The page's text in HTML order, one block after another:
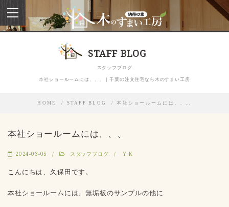
toggle
navigation
STAFF BLOG
スタッフブログ
本社ショールームには、、、｜千葉の注文住宅なら木のすまい工房
HOME STAFF BLOG 本社ショールームには、、…
本社ショールームには、、、
2024-03-05 スタッフブログ Y K
こんにちは、久保田です。
本社ショールームには、無垢板のサンプルの他に